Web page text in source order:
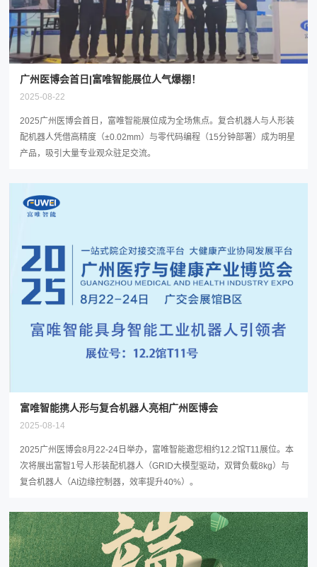
广州医博会首日|富唯智能展位人气爆棚！
2025-08-22
2025广州医博会首日，富唯智能展位成为全场焦点。复合机器人与人形装
配机器人凭借高精度（±0.02mm）与零代码编程（15分钟部署）成为明星
产品，吸引大量专业观众驻足交流。
富唯智能携人形与复合机器人亮相广州医博会
2025-08-14
2025广州医博会8月22-24日举办，富唯智能邀您相约12.2馆T11展位。本
次将展出富智1号人形装配机器人（GRID大模型驱动，双臂负载8kg）与
复合机器人（AI边缘控制器，效率提升40%）。